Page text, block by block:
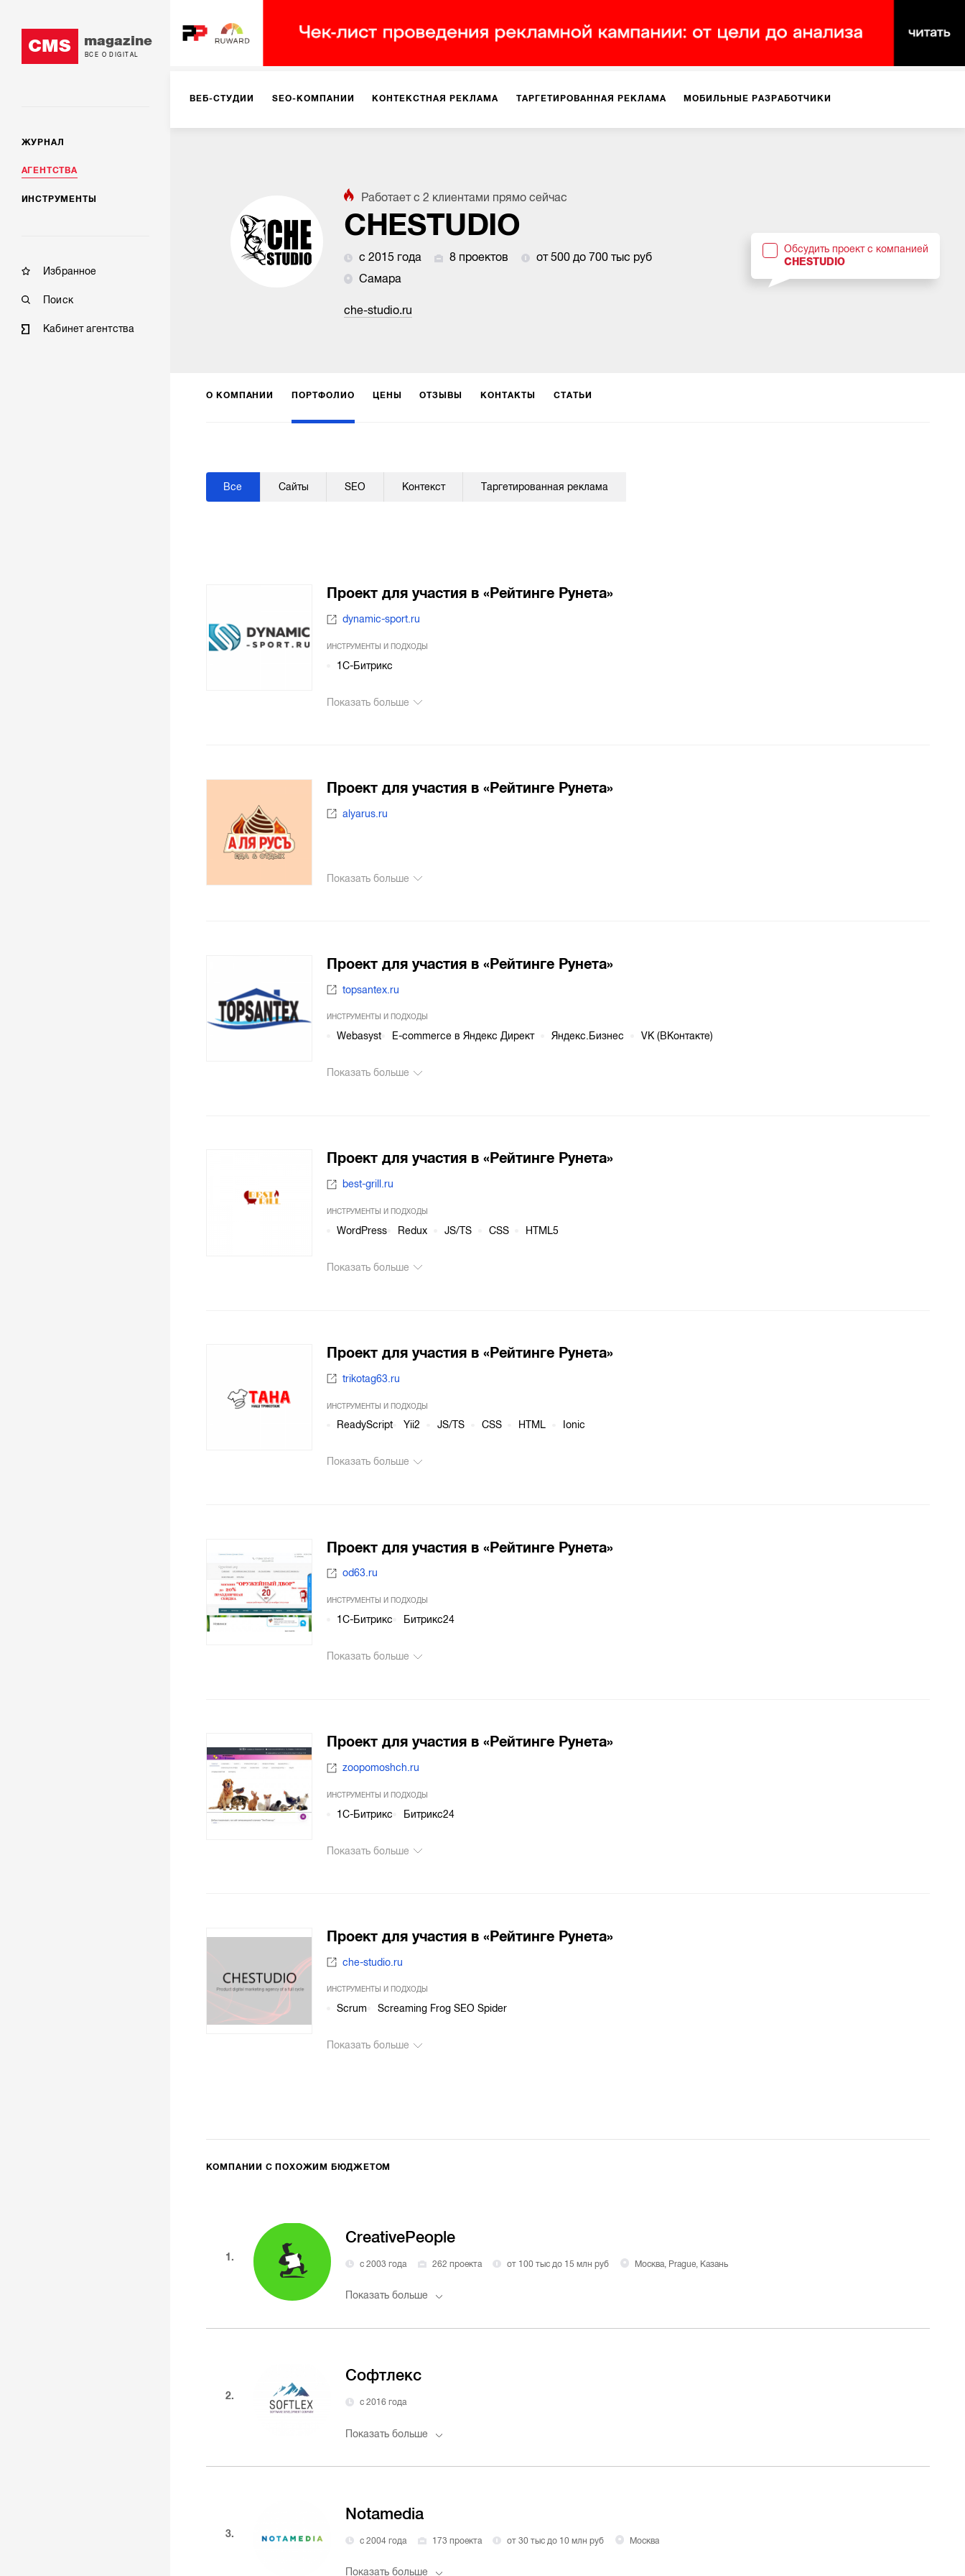
CMS magazine
ВСЕ О DIGITAL
ЖУРНАЛ
АГЕНТСТВА
ИНСТРУМЕНТЫ
Избранное
Поиск
Кабинет агентства
ВЕБ-СТУДИИ SEO-КОМПАНИИ КОНТЕКСТНАЯ РЕКЛАМА ТАРГЕТИРОВАННАЯ РЕКЛАМА МОБИЛЬНЫЕ РАЗРАБОТЧИКИ
РЕКЛАМА НА ИНТЕРНЕТ-ПЛОЩАДКАХ РАБОТА С МАРКЕТПЛЕЙСАМИ
Работает с2 клиентами прямо сейчас
CHESTUDIO
с 2015 года 8 проектов
от 500 до 700 тыс руб
Самара
che-studio.ru
Обсудить проект с компанией
CHESTUDIO
О КОМПАНИИ ПОРТФОЛИО ЦЕНЫ ОТЗЫВЫ КОНТАКТЫ СТАТЬИ
Все Сайты SEO Контекст Таргетированная реклама
Проект для участия в «Рейтинге Рунета»
dynamic-sport.ru
ИНСТРУМЕНТЫ И ПОДХОДЫ
1С-Битрикс
Показать больше
Проект для участия в «Рейтинге Рунета»
alyarus.ru
Показать больше
Проект для участия в «Рейтинге Рунета»
topsantex.ru
ИНСТРУМЕНТЫ И ПОДХОДЫ
Webasyst E-commerce в Яндекс Директ Яндекс.Бизнес VK (ВКонтакте)
Показать больше
Проект для участия в «Рейтинге Рунета»
best-grill.ru
ИНСТРУМЕНТЫ И ПОДХОДЫ
WordPress Redux JS/TS CSS HTML5
Показать больше
Проект для участия в «Рейтинге Рунета»
trikotag63.ru
ИНСТРУМЕНТЫ И ПОДХОДЫ
ReadyScript Yii2 JS/TS CSS HTML Ionic
Показать больше
Проект для участия в «Рейтинге Рунета»
od63.ru
ИНСТРУМЕНТЫ И ПОДХОДЫ
1С-Битрикс Битрикс24
Показать больше
Проект для участия в «Рейтинге Рунета»
zoopomoshch.ru
ИНСТРУМЕНТЫ И ПОДХОДЫ
1С-Битрикс Битрикс24
Показать больше
Проект для участия в «Рейтинге Рунета»
che-studio.ru
ИНСТРУМЕНТЫ И ПОДХОДЫ
Scrum Screaming Frog SEO Spider
Показать больше
КОМПАНИИ С ПОХОЖИМ БЮДЖЕТОМ
1.
CreativePeople
с 2003 года 262 проекта от 100 тыс до 15 млн руб Москва, Prague, Казань
Показать больше
2.
Софтлекс
с 2016 года
Показать больше
3.
Notamedia
с 2004 года 173 проекта от 30 тыс до 10 млн руб Москва
Показать больше